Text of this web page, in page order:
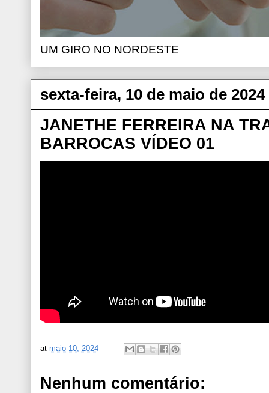
UM GIRO NO NORDESTE
sexta-feira, 10 de maio de 2024
JANETHE FERREIRA NA
BARROCAS VÍDEO 01
at maio 10, 2024
Nenhum comentário: